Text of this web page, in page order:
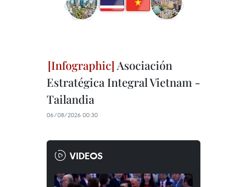
Asociación
Estratégica Integral Vietnam -
Tailandia
06/08/2026 00:30
VIDEOS